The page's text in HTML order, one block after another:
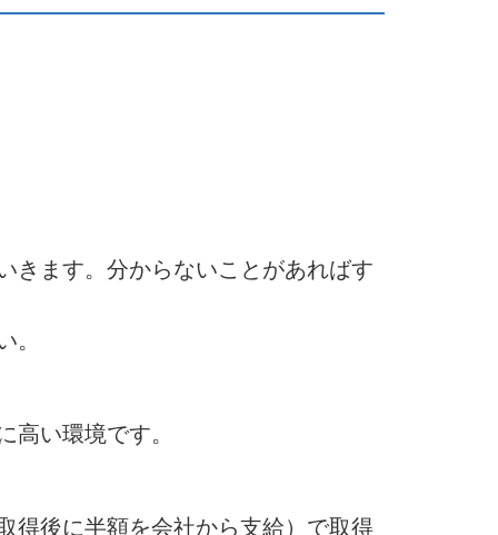
きます。分からないことがあればす
い環境です。
得後に半額を会社から支給）で取得